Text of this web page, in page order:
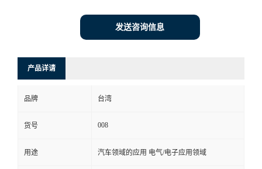
式
在
线
发送咨询信息
产品详请
品牌 台湾
货号 008
用途 汽车领域的应用 电气/电子应用领域